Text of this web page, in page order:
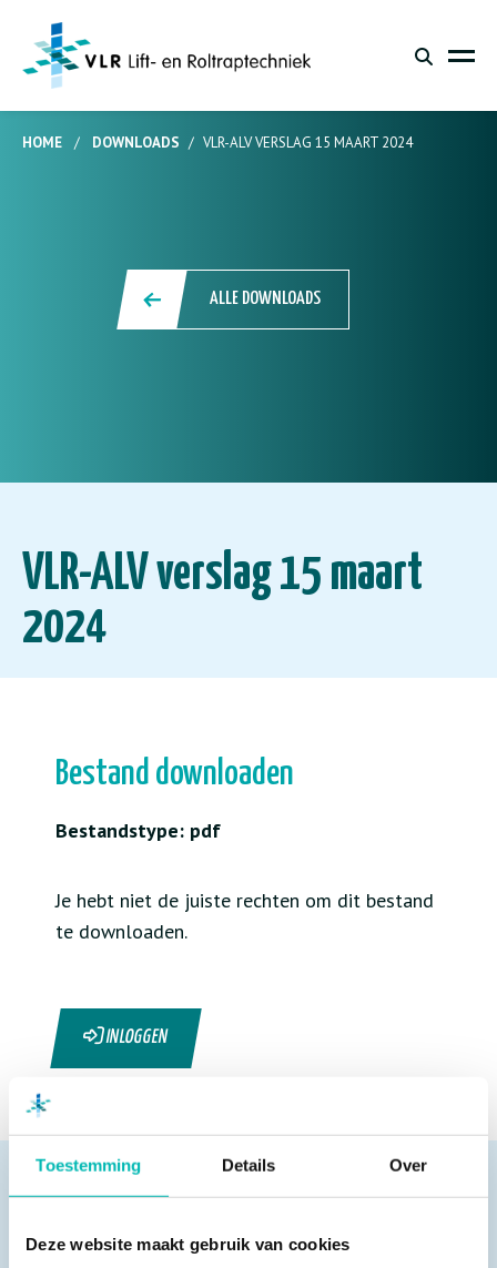
Toestemming Details Over
Deze website maakt gebruik van cookies
HOME / DOWNLOADS / VLR-ALV VERSLAG 15 MAART 2024
ALLE DOWNLOADS
VLR-ALV verslag 15 maart
2024
Bestand downloaden
Bestandstype: pdf
Je hebt niet de juiste rechten om dit bestand
te downloaden.
INLOGGEN
Pagina delen